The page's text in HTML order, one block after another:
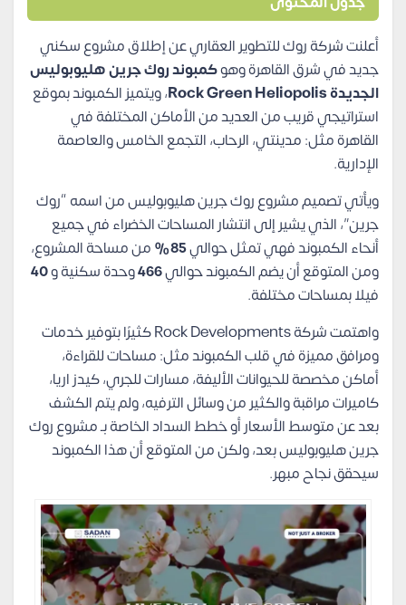
أعلنت شركة روك للتطوير العقاري عن إطلاق مشروع سكني
جديد في شرق القاهرة وهوكمبوند روك جرين هليوبوليس
الجديدة Rock Green Heliopolis
، ويتميز الكمبوند بموقع
استراتيجي قريب من العديد من الأماكن المختلفة في
القاهرة مثل: مدينتي، الرحاب، التجمع الخامس والعاصمة
الإدارية.
ويأتي تصميم مشروع روك جرين هليوبوليس من اسمه “روك
جرين”، الذي يشير إلى انتشار المساحات الخضراء في جميع
أنحاء الكمبوند فهي تمثل حوالي85%
من مساحة المشروع،
ومن المتوقع أن يضم الكمبوند حوالي466وحدة سكنية و40
فيلا بمساحات مختلفة.
واهتمت شركة Rock Developments كثيرًا بتوفير خدمات
ومرافق مميزة في قلب الكمبوند مثل: مساحات للقراءة،
أماكن مخصصة للحيوانات الأليفة، مسارات للجري، كيدز اريا،
كاميرات مراقبة والكثير من وسائل الترفيه، ولم يتم الكشف
بعد عن متوسط الأسعار أو خطط السداد الخاصة بـ مشروع روك
جرين هليوبوليس بعد، ولكن من المتوقع أن هذا الكمبوند
سيحقق نجاح مبهر.